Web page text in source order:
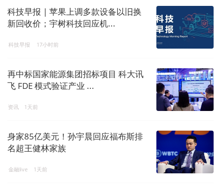
科技早报 | 苹果上调多款设备以旧换
新回收价；宇树科技回应机...
科技早报 17小时前
再中标国家能源集团招标项目 科大讯
飞 FDE 模式验证产业 ...
资讯 1天前
身家85亿美元！孙宇晨回应福布斯排
名超王健林家族
金融live 1天前